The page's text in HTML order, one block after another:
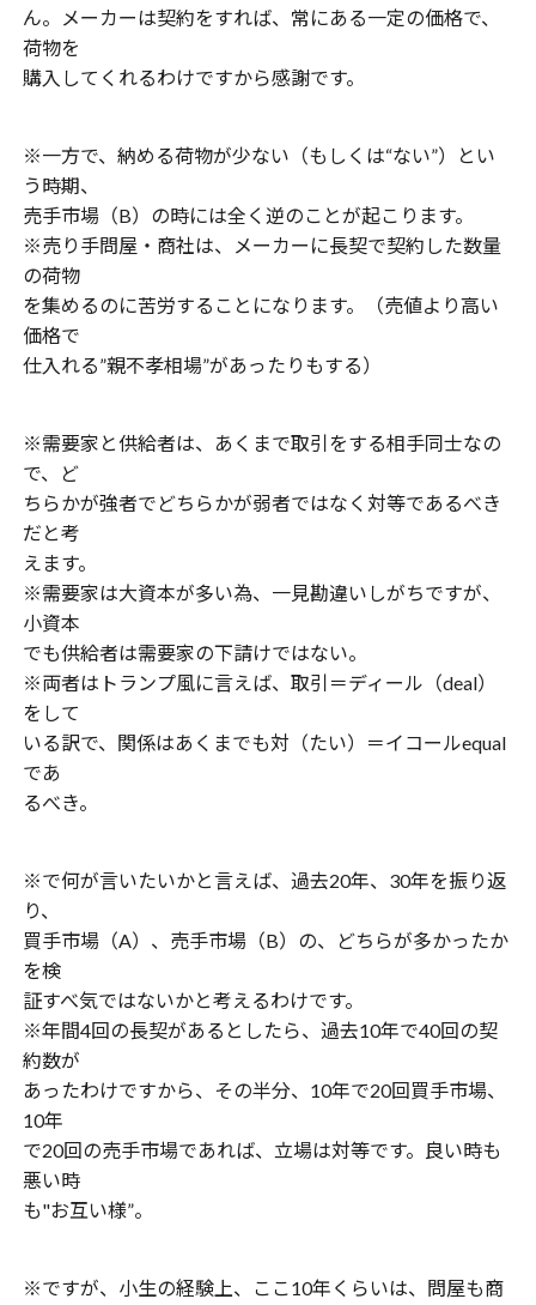
ん。メーカーは契約をすれば、常にある一定の価格で、
荷物を
購入してくれるわけですから感謝です。
※一方で、納める荷物が少ない（もしくは“ない”）とい
う時期、
売手市場（B）の時には全く逆のことが起こります。
※売り手問屋・商社は、メーカーに長契で契約した数量
の荷物
を集めるのに苦労することになります。（売値より高い
価格で
仕入れる”親不孝相場”があったりもする）
※需要家と供給者は、あくまで取引をする相手同士なの
で、ど
ちらかが強者でどちらかが弱者ではなく対等であるべき
だと考
えます。
※需要家は大資本が多い為、一見勘違いしがちですが、
小資本
でも供給者は需要家の下請けではない。
※両者はトランプ風に言えば、取引＝ディール（deal）
をして
いる訳で、関係はあくまでも対（たい）＝イコールequal
であ
るべき。
※で何が言いたいかと言えば、過去20年、30年を振り返
り、
買手市場（A）、売手市場（B）の、どちらが多かったか
を検
証すべ気ではないかと考えるわけです。
※年間4回の長契があるとしたら、過去10年で40回の契
約数が
あったわけですから、その半分、10年で20回買手市場、
10年
で20回の売手市場であれば、立場は対等です。良い時も
悪い時
も"お互い様”。
※ですが、小生の経験上、ここ10年くらいは、問屋も商